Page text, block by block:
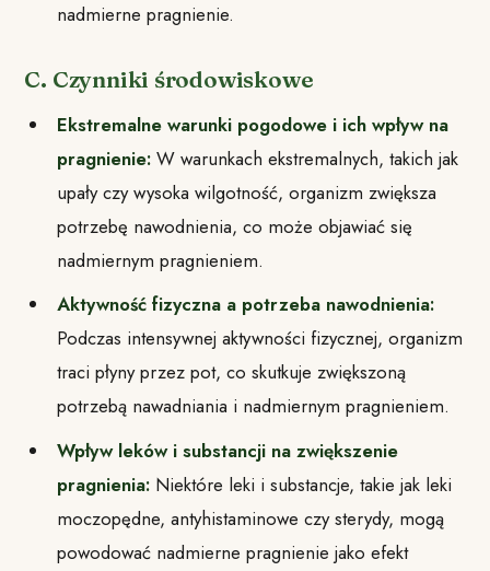
nadmierne pragnienie.
C. Czynniki środowiskowe
Ekstremalne warunki pogodowe i ich wpływ na
pragnienie: W warunkach ekstremalnych, takich jak
upały czy wysoka wilgotność, organizm zwiększa
potrzebę nawodnienia, co może objawiać się
nadmiernym pragnieniem.
Aktywność fizyczna a potrzeba nawodnienia:
Podczas intensywnej aktywności fizycznej, organizm
traci płyny przez pot, co skutkuje zwiększoną
potrzebą nawadniania i nadmiernym pragnieniem.
Wpływ leków i substancji na zwiększenie
pragnienia: Niektóre leki i substancje, takie jak leki
moczopędne, antyhistaminowe czy sterydy, mogą
powodować nadmierne pragnienie jako efekt